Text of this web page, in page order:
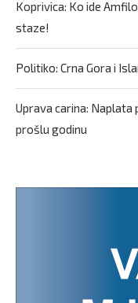
Koprivica: Ko ide
staze!
Politiko: Crna Gora i
Uprava carina:
prošlu godinu